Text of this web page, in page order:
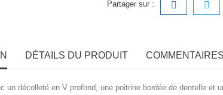
Partager sur :
DÉTAILS DU PRODUIT
décolleté en V profond, une poitrine bordée de dentelle et